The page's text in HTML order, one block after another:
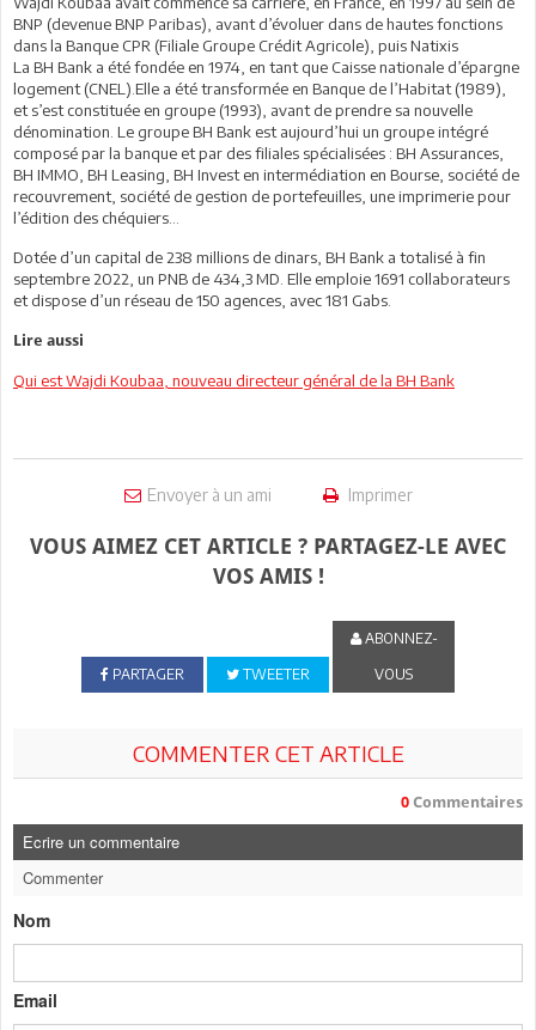
BNP (devenue BNP Paribas), avant d’évoluer dans de hautes fonctions
dans la Banque CPR (Filiale Groupe Crédit Agricole), puis Natixis
La BH Bank a été fondée en 1974, en tant que Caisse nationale d’épargne
logement (CNEL).Elle a été transformée en Banque de l’Habitat (1989),
et s’est constituée en groupe (1993), avant de prendre sa nouvelle
dénomination. Le groupe BH Bank est aujourd’hui un groupe intégré
composé par la banque et par des filiales spécialisées : BH Assurances,
BH IMMO, BH Leasing, BH Invest en intermédiation en Bourse, société de
recouvrement, société de gestion de portefeuilles, une imprimerie pour
l’édition des chéquiers…
Dotée d’un capital de 238 millions de dinars, BH Bank a totalisé à fin
septembre 2022, un PNB de 434,3 MD. Elle emploie 1691 collaborateurs
et dispose d’un réseau de 150 agences, avec 181 Gabs.
Lire aussi
Qui est Wajdi Koubaa, nouveau directeur général de la BH Bank
Envoyer à un ami Imprimer
VOUS AIMEZ CET ARTICLE ? PARTAGEZ-LE AVEC
VOS AMIS !
PARTAGER TWEETER
ABONNEZ-
VOUS
COMMENTER CET ARTICLE
0 Commentaires
Ecrire un commentaire
Commenter
Nom
Email